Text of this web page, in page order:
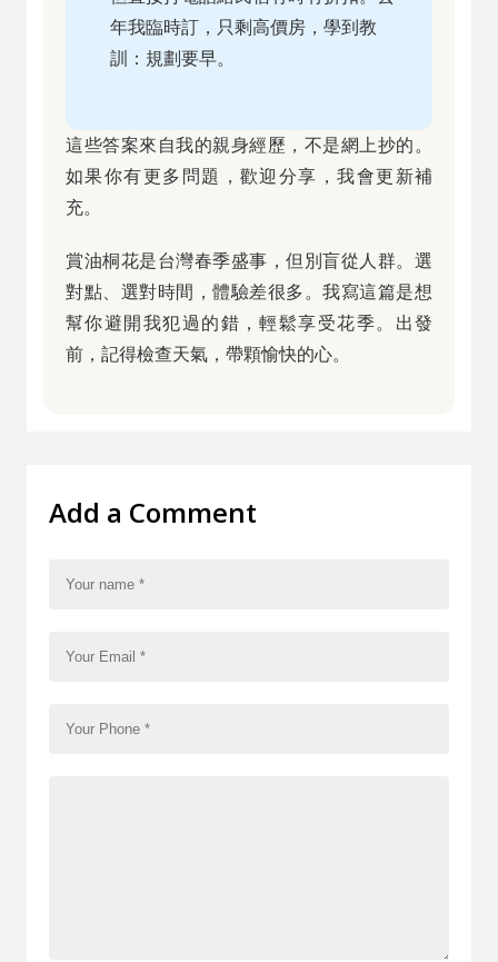
年我臨時訂，只剩高價房，學到教
訓：規劃要早。
這些答案來自我的親身經歷，不是網上抄的。
如果你有更多問題，歡迎分享，我會更新補
充。
賞油桐花是台灣春季盛事，但別盲從人群。選
對點、選對時間，體驗差很多。我寫這篇是想
幫你避開我犯過的錯，輕鬆享受花季。出發
前，記得檢查天氣，帶顆愉快的心。
Add a Comment